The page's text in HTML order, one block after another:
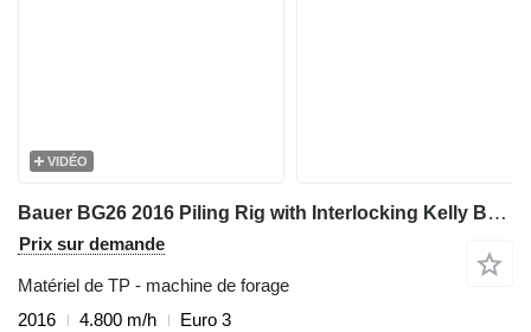
VIDÉO
Bauer BG26 2016 Piling Rig with Interlocking Kelly Bar 394-3x17 - For
Prix sur demande
Matériel de TP - machine de forage
2016
4.800 m/h
Euro 3